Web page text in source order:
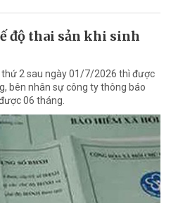
độ thai sản khi sinh
thứ 2 sau ngày 01/7/2026 thì được
bên nhân sự công ty thông báo
06 tháng.